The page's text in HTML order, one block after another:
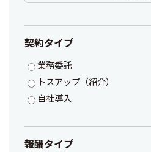
契約タイプ
業務委託
トスアップ（紹介）
自社導入
報酬タイプ